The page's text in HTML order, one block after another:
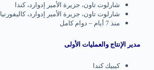
شارلوت تاون، جزيرة الأمير إدوارد، كندا
شارلوت تاون، جزيرة الأمير إدوارد، كاليفورنيا
منذ 7 أيام – دوام كامل
مدير الإنتاج والعمليات الأولى
كيبيك كندا